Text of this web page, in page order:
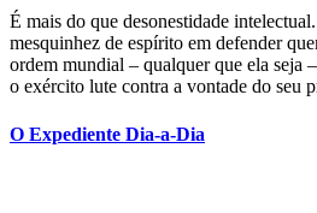
É mais do que desonestidade
mesquinhez de espírito em defender
ordem mundial – qualquer que ela seja
o exército lute contra a vontade do seu
O Expediente Dia-a-Dia